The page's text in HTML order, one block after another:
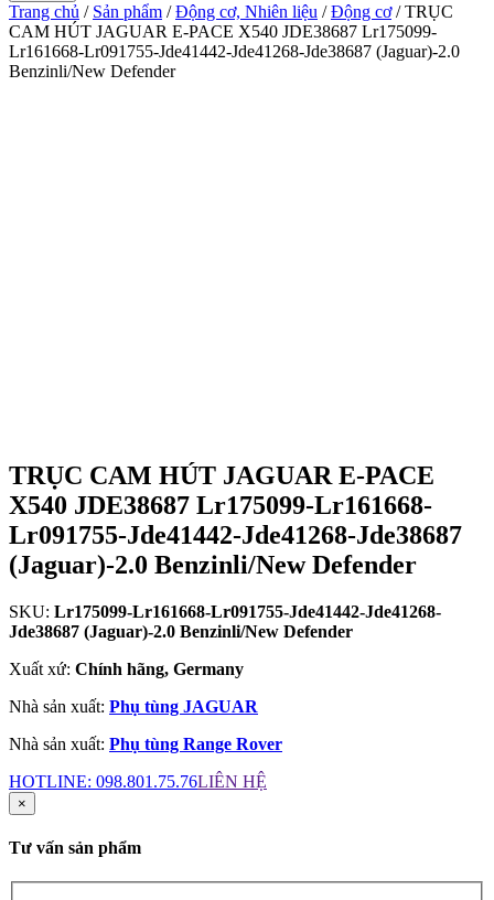
Trang chủ / Sản phẩm /Động cơ, Nhiên liệu /Động cơ/ TRỤC
CAM HÚT JAGUAR E-PACE X540 JDE38687 Lr175099-
Lr161668-Lr091755-Jde41442-Jde41268-Jde38687 (Jaguar)-2.0
Benzinli/New Defender
TRỤC CAM HÚT JAGUAR E-PACE
X540 JDE38687 Lr175099-Lr161668-
Lr091755-Jde41442-Jde41268-Jde38687
(Jaguar)-2.0 Benzinli/New Defender
SKU: Lr175099-Lr161668-Lr091755-Jde41442-Jde41268-
Jde38687 (Jaguar)-2.0 Benzinli/New Defender
Xuất xứ: Chính hãng, Germany
Nhà sản xuất: Phụ tùng JAGUAR
Nhà sản xuất: Phụ tùng Range Rover
HOTLINE: 098.801.75.76LIÊN HỆ
×
Tư vấn sản phẩm